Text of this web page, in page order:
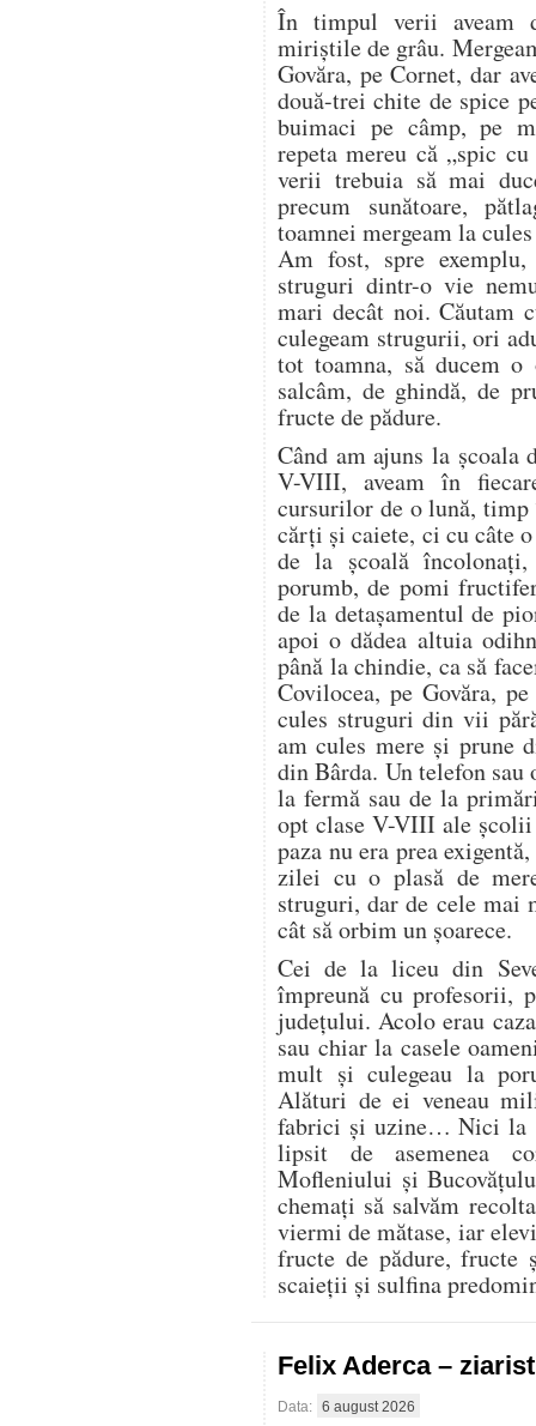
În timpul verii aveam
miriștile de grâu.
Govăra, pe Cornet, dar
două-trei chite de spice
buimaci pe câmp, pe
repeta mereu că „spic
verii trebuia să mai
precum sunătoare,
toamnei mergeam la
Am fost, spre
struguri dintr-o vie
mari decât noi. Căutam
culegeam strugurii, ori
tot toamna, să ducem o
salcâm, de ghindă, de
fructe de pădure.
Când am ajuns la școala
V-VIII, aveam în
cursurilor de o lună, timp
cărți și caiete, ci cu câte
de la școală
porumb, de pomi
de la detașamentul de
apoi o dădea altuia
până la chindie, ca să
Covilocea, pe Govăra,
cules struguri din vii
am cules mere și prune
din Bârda. Un telefon sau
la fermă sau de la
opt clase V-VIII ale școlii
paza nu era prea
zilei cu o plasă de
struguri, dar de cele mai
cât să orbim un șoarece.
Cei de la liceu din
împreună cu profesorii,
județului. Acolo erau
sau chiar la casele
mult și culegeau la
Alături de ei veneau
fabrici și uzine… Nici la
lipsit de asemenea
Mofleniului și
chemați să salvăm
viermi de mătase, iar
fructe de pădure, fructe
scaieții și sulfina
Felix Aderca –
Data: 6 august 2026